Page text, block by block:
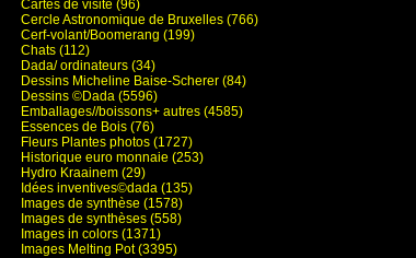
Cartes de visite (96)
Cercle Astronomique de Bruxelles (766)
Cerf-volant/Boomerang (199)
Chats (112)
Dada/ ordinateurs (34)
Dessins Micheline Baise-Scherer (84)
Dessins ©Dada (5596)
Emballages//boissons+ autres (4585)
Essences de Bois (76)
Fleurs Plantes photos (1727)
Historique euro monnaie (253)
Hydro Kraainem (29)
Idées inventives©dada (135)
Images de synthèse (1578)
Images de synthèses (558)
Images in colors (1371)
Images Melting Pot (3395)